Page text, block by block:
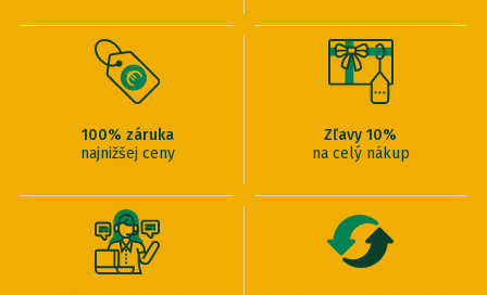
100% záruka
najnižšej ceny
Zľavy 10%
na celý nákup